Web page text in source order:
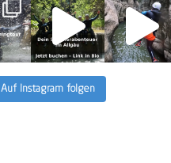
Auf Instagram folgen